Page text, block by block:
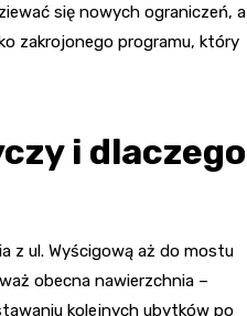
się nowych ograniczeń, a
zakrojonego programu, który
i dlaczego
z ul. Wyścigową aż do mostu
obecna nawierzchnia –
kolejnych ubytków po